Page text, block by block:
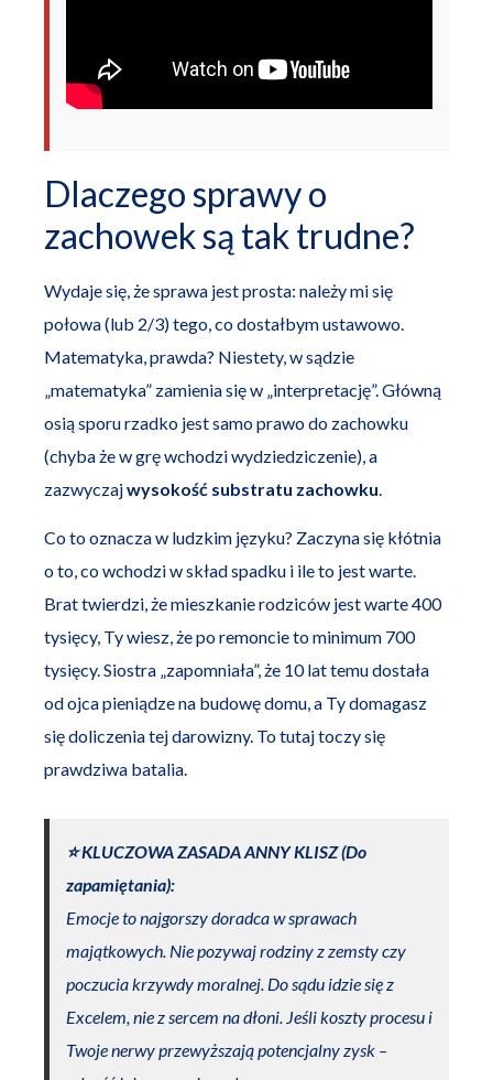
Dlaczego sprawy o
zachowek są tak trudne?
Wydaje się, że sprawa jest prosta: należy mi się
połowa (lub 2/3) tego, co dostałbym ustawowo.
Matematyka, prawda? Niestety, w sądzie
„matematyka” zamienia się w „interpretację”. Główną
osią sporu rzadko jest samo prawo do zachowku
(chyba że w grę wchodzi wydziedziczenie), a
zazwyczajwysokość substratu zachowku.
Co to oznacza w ludzkim języku? Zaczyna się kłótnia
o to, co wchodzi w skład spadku i ile to jest warte.
Brat twierdzi, że mieszkanie rodziców jest warte 400
tysięcy, Ty wiesz, że po remoncie to minimum 700
tysięcy. Siostra „zapomniała”, że 10 lat temu dostała
od ojca pieniądze na budowę domu, a Ty domagasz
się doliczenia tej darowizny. To tutaj toczy się
prawdziwa batalia.
⭐️ KLUCZOWA ZASADA ANNY KLISZ (Do
zapamiętania):
Emocje to najgorszy doradca w sprawach
majątkowych. Nie pozywaj rodziny z zemsty czy
poczucia krzywdy moralnej. Do sądu idzie się z
Excelem, nie z sercem na dłoni. Jeśli koszty procesu i
Twoje nerwy przewyższają potencjalny zysk –